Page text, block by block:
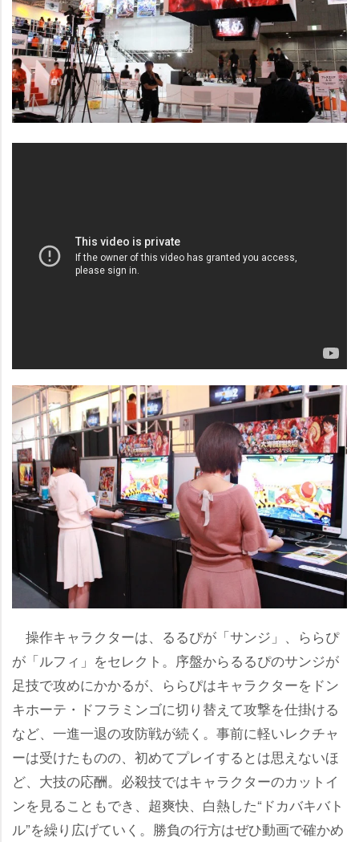
操作キャラクターは、るるぴが「サンジ」、ららぴ
が「ルフィ」をセレクト。序盤からるるぴのサンジが
足技で攻めにかかるが、ららぴはキャラクターをドン
キホーテ・ドフラミンゴに切り替えて攻撃を仕掛ける
など、一進一退の攻防戦が続く。事前に軽いレクチャ
ーは受けたものの、初めてプレイするとは思えないほ
ど、大技の応酬。必殺技ではキャラクターのカットイ
ンを見ることもでき、超爽快、白熱した“ドカバキバト
ル”を繰り広げていく。勝負の行方はぜひ動画で確かめ